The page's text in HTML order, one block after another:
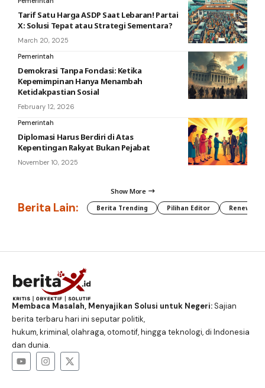
Tarif Satu Harga ASDP Saat Lebaran! Partai
X: Solusi Tepat atau Strategi Sementara?
March 20, 2025
Pemerintah
Demokrasi Tanpa Fondasi: Ketika
Kepemimpinan Hanya Menambah
Ketidakpastian Sosial
February 12, 2026
Pemerintah
Diplomasi Harus Berdiri di Atas
Kepentingan Rakyat Bukan Pejabat
November 10, 2025
Show More
Berita Lain: Berita Trending Pilihan Editor
Membaca Masalah, Menyajikan Solusi untuk Negeri:Sajian
berita terbaru hari ini seputar politik,
hukum, kriminal, olahraga, otomotif, hingga teknologi, di Indonesia
dan dunia.